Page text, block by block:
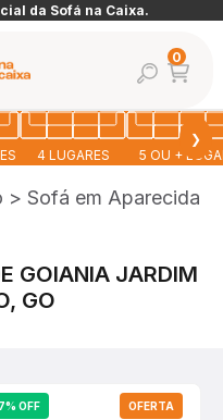
da Sofá na Caixa.
Abrir
Abrir
0
4 LUGARES 5 OU +
❯
> Sofá em Aparecida
GOIANIA JARDIM
GO
OFF OFERTA